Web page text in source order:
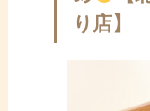
り店】